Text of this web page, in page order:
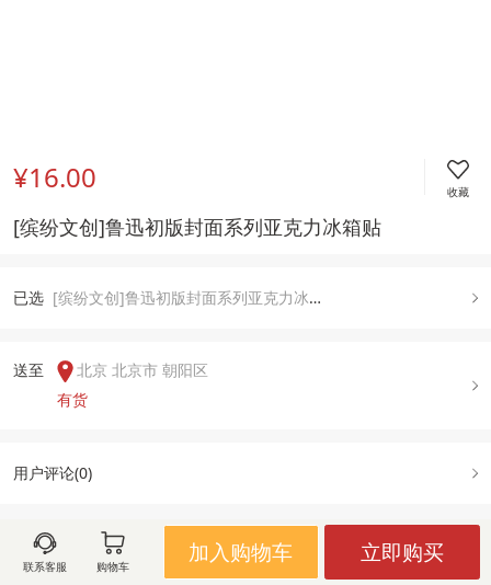
¥16.00 收藏
[缤纷文创]鲁迅初版封面系列亚克力冰箱贴
已选 [缤纷文创]鲁迅初版封面系列亚克力冰箱贴, 桃色的雲
送至
北京 北京市 朝阳区
有货
用户评论(0)
图文详情 规格属性 售后政策
联系客服 购物车
加入购物车 立即购买